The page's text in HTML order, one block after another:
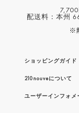
配送料：本州
※
ショッピングガイド
210nouveについて
ユーザーインフォメ